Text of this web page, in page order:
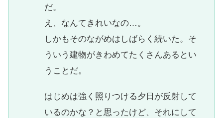
だ。
え、なんてきれいなの…。
しかもそのながめはしばらく続いた。そ
ういう建物がきわめてたくさんあるとい
うことだ。
はじめは強く照りつける夕日が反射して
いるのかな？と思ったけど、それにして